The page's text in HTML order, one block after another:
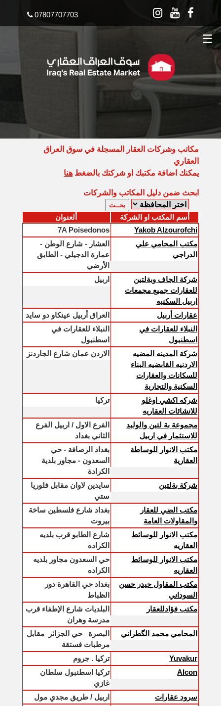
07807707703
☰
مكاتب وشركات العقار المسجلة في سوق العراق
العقاري
يمكنك اضافة مكتبك او شركتك بالضغط هنا
ابحث ضمن دليل المكاتب والشركات
أسم المكتب او الشركة
ألعنوان
Yakob Alzourofchi
7A Poisedonos
مكتب المحامي علي
الدراجي
العشار - شارع الوطن -
عمارة الدجيلي - الطابق
الأرضي
شركة الجاف وبةلتين
للعقارات جميع مجمعات
اربيل السكنيه
اربيل
عقارات أربيل
العراق أربيل عينكاو دو سايد
النبلاء للعقارات في
اسطنبول
النبلاء للعقارات في
اسطنبول
شركة المدينه المضيه
الاردنيه القابضيه البناء
للسكانات والعقارات
السكنية والتجارية
الاردن عمان شارع الجاردنز
شركه اكشي اوغلو
للانشائات العقاريه
تركيا
مجموعة بة لتين والوليد
للاستثمار في اربيل
الفرع الاول / اربيل الفرع
الثاني بغداد
مكتب الانوار للوساطة
العقارية
بغداد الرصافة - حي
السعدون - مجاور بلدية
الكرادة
شركة بةلتين
سايدين لاوان مقابل فلوريا
ستي
مكتب الضي للعقار
والمقاولات العامة
بغداد شارع فلسطين ساخة
بيروت
مكتب الانوار للوسائط
العقاريه
شارع الطابو قرب بلديه
الكراده
مكتب الانوار للوسائط
العقاريه
حي السعدون مجاور بلديه
الكراده
مكتب المقاول حيدر حسن
السوداني
بغداد حي القاهرة دور
الظباط
مكتب فؤادللعقار
البلديات شارع الإطفاء قرب
مدرسة وهران
المحامي محمد الگطراني
البصرة _حي الجزائر_مقابل
مرطبات فستقة
Yuvakur
تركيا . جروم
Alcon
تركيا اسطنبول سلطان
غازي
سرود عقارات
اربيل / طريق مجدي مول